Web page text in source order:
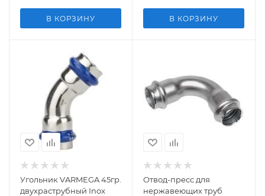
В КОРЗИНУ В КОРЗИНУ
Угольник VARMEGA 45гр.
двухраструбный Inox
Отвод-пресс для
нержавеющих труб